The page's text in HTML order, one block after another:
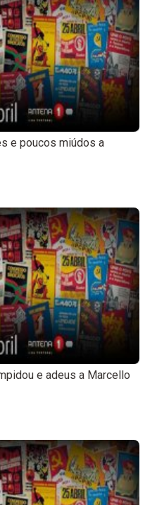
e poucos miúdos a
e adeus a Marcello